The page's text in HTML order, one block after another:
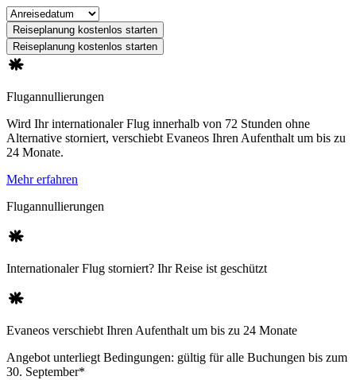
Reiseplanung kostenlos starten
Reiseplanung kostenlos starten
Flugannullierungen
Wird Ihr internationaler Flug innerhalb von 72 Stunden ohne
Alternative storniert, verschiebt Evaneos Ihren Aufenthalt um bis zu
24 Monate.
Mehr erfahren
Flugannullierungen
Internationaler Flug storniert? Ihr Reise ist geschützt
Evaneos verschiebt Ihren Aufenthalt um bis zu 24 Monate
Angebot unterliegt Bedingungen: gültig für alle Buchungen bis zum
30. September*